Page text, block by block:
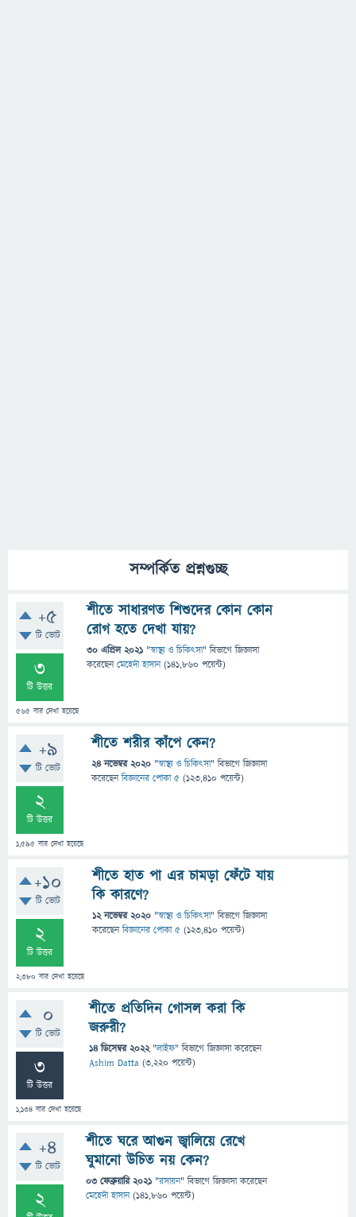
সম্পর্কিত প্রশ্নগুচ্ছ
+5
টি ভোট
3
টি উত্তর
565 বার দেখা হয়েছে
শীতে সাধারণত শিশুদের কোন কোন
রোগ হতে দেখা যায়?
30 এপ্রিল 2021 "স্বাস্থ্য ও চিকিৎসা" বিভাগে জিজ্ঞাসা
করেছেনমেহেদী হাসান (141,860 পয়েন্ট)
+9
টি ভোট
2
টি উত্তর
1,595 বার দেখা হয়েছে
শীতে শরীর কাঁপে কেন?
24 নভেম্বর 2020 "স্বাস্থ্য ও চিকিৎসা" বিভাগে জিজ্ঞাসা
করেছেনবিজ্ঞানের পোকা ৫ (123,410 পয়েন্ট)
+10
টি ভোট
2
টি উত্তর
2,380 বার দেখা হয়েছে
শীতে হাত পা এর চামড়া ফেঁটে যায়
কি কারণে?
12 নভেম্বর 2020 "স্বাস্থ্য ও চিকিৎসা" বিভাগে জিজ্ঞাসা
করেছেনবিজ্ঞানের পোকা ৫ (123,410 পয়েন্ট)
0
টি ভোট
3
টি উত্তর
1,134 বার দেখা হয়েছে
শীতে প্রতিদিন গোসল করা কি
জরুরী?
14 ডিসেম্বর 2022 "লাইফ" বিভাগে জিজ্ঞাসাকরেছেন
Ashim Datta (3,220 পয়েন্ট)
+4
টি ভোট
2
শীতে ঘরে আগুন জ্বালিয়ে রেখে
ঘুমানো উচিত নয় কেন?
03 ফেব্রুয়ারি 2021 "রসায়ন" বিভাগে জিজ্ঞাসাকরেছেন
মেহেদী হাসান (141,860 পয়েন্ট)